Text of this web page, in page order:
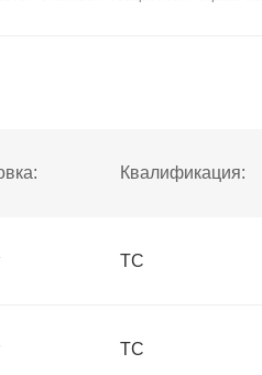
Квалификация:
ТС
ТС